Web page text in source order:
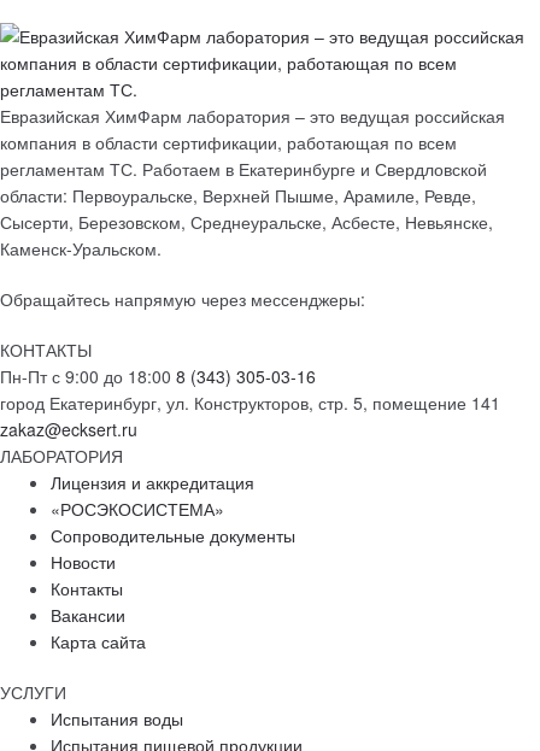
Евразийская ХимФарм лаборатория – это ведущая российская
компания в области сертификации, работающая по всем
регламентам ТС. Работаем в Екатеринбурге и Свердловской
области: Первоуральске, Верхней Пышме, Арамиле, Ревде,
Сысерти, Березовском, Среднеуральске, Асбесте, Невьянске,
Каменск-Уральском.
Обращайтесь напрямую через мессенджеры:
КОНТАКТЫ
Пн-Пт с 9:00 до 18:00 8 (343) 305-03-16
город Екатеринбург, ул. Конструкторов, стр. 5, помещение 141
zakaz@ecksert.ru
ЛАБОРАТОРИЯ
Лицензия и аккредитация
«РОСЭКОСИСТЕМА»
Сопроводительные документы
Новости
Контакты
Вакансии
Карта сайта
УСЛУГИ
Испытания воды
Испытания пищевой продукции